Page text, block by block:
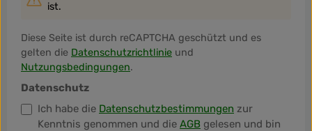
ist.
Diese Seite ist durch reCAPTCHA geschützt und es
gelten die Datenschutzrichtlinie und
Nutzungsbedingungen.
Datenschutz
Ich habe die Datenschutzbestimmungen zur
Kenntnis genommen und die AGB gelesen und bin